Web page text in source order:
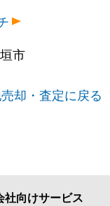
市
却・査定に戻る
社向けサービス